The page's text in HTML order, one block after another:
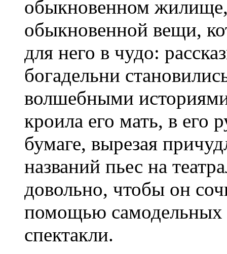
обыкновенном
обыкновенной вещи,
для него в чудо:
богадельни
волшебными
кроила его мать, в его
бумаге, вырезая
названий пьес на
довольно, чтобы он
помощью самодельных
спектакли.